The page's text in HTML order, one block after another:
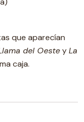
que aparecían
del OesteyLa
caja.